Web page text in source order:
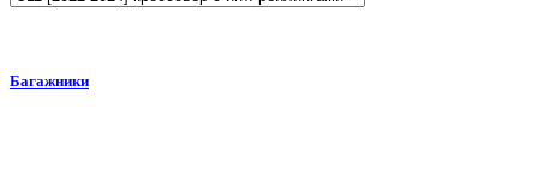
Багажники